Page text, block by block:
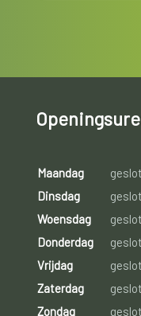
Maandag
Dinsdag
Woensdag
Donderdag
Vrijdag
Zaterdag
Zondag